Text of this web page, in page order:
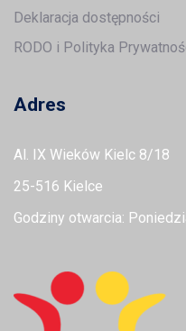
Deklaracja dostępności
RODO i Polityka
Adres
Al. IX Wieków Kielc 8/18
25-516 Kielce
Godziny otwarcia: